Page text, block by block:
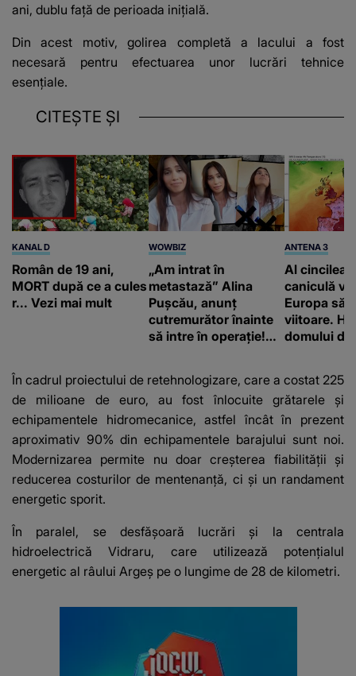
ani, dublu față de perioada inițială.
Din acest motiv, golirea completă a lacului a fost
necesară pentru efectuarea unor lucrări tehnice
esențiale.
CITEȘTE ȘI
KANAL D
Român de 19 ani,
MORT după ce a cules
r... Vezi mai mult
WOWBIZ
„Am intrat în
metastază” Alina
Pușcău, anunț
cutremurător înainte
să intre în operație!
fanilor
ANTENA 3
Al cincilea
caniculă
Europa
viitoare.
domului de
În cadrul proiectului de retehnologizare, care a costat 225
de milioane de euro, au fost înlocuite grătarele și
echipamentele hidromecanice, astfel încât în prezent
aproximativ 90% din echipamentele barajului sunt noi.
Modernizarea permite nu doar creșterea fiabilității și
reducerea costurilor de mentenanță, ci și un randament
energetic sporit.
În paralel, se desfășoară lucrări și la centrala
hidroelectrică Vidraru, care utilizează potențialul
energetic al râului Argeș pe o lungime de 28 de kilometri.